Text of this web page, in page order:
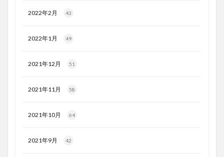
2022年2月 43
2022年1月 49
2021年12月 51
2021年11月 58
2021年10月 64
2021年9月 42